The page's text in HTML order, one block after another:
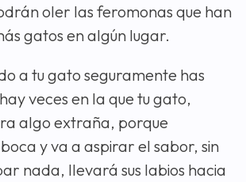
oler las feromonas que han
gatos en algún lugar.
a tu gato seguramente has
veces en la que tu gato,
algo extraña, porque
y va a aspirar el sabor, sin
nada, llevará sus labios hacia